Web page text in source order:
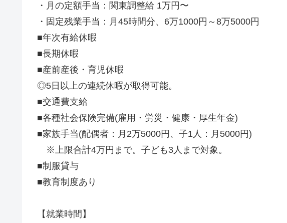
・月の定額手当：関東調整給 1万円〜
・固定残業手当：月45時間分、6万1000円～8万5000円
■年次有給休暇
■長期休暇
■産前産後・育児休暇
◎5日以上の連続休暇が取得可能。
■交通費支給
■各種社会保険完備(雇用・労災・健康・厚生年金)
■家族手当(配偶者：月2万5000円、子1人：月5000円)
※上限合計4万円まで。子ども3人まで対象。
■制服貸与
■教育制度あり
【就業時間】